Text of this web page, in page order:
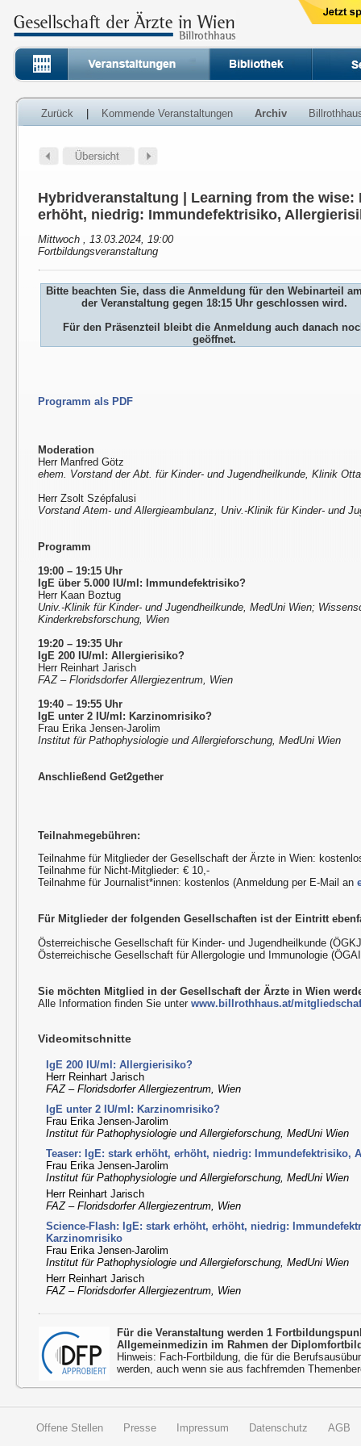
Zurück Kommende Veranstaltungen Archiv
Hybridveranstaltung | Learning from the wise:
erhöht, niedrig: Immundefektrisiko,
Mittwoch , 13.03.2024, 19:00
Fortbildungsveranstaltung
Bitte beachten Sie, dass die Anmeldung für den Webinarteil
der Veranstaltung gegen 18:15 Uhr geschlossen wird.
Für den Präsenzteil bleibt die Anmeldung auch danach
geöffnet.
Programm als PDF
Moderation
Herr Manfred Götz
ehem. Vorstand der Abt. für Kinder- und Jugendheilkunde, Klinik
Herr Zsolt Szépfalusi
Vorstand Atem- und Allergieambulanz, Univ.-Klinik für Kinder- und
Programm
19:00 – 19:15 Uhr
IgE über 5.000 IU/ml: Immundefektrisiko?
Herr Kaan Boztug
Univ.-Klinik für Kinder- und Jugendheilkunde, MedUni Wien;
Kinderkrebsforschung, Wien
19:20 – 19:35 Uhr
IgE 200 IU/ml: Allergierisiko?
Herr Reinhart Jarisch
FAZ – Floridsdorfer Allergiezentrum, Wien
19:40 – 19:55 Uhr
IgE unter 2 IU/ml: Karzinomrisiko?
Frau Erika Jensen-Jarolim
Institut für Pathophysiologie und Allergieforschung, MedUni Wien
Anschließend Get2gether
Teilnahmegebühren:
Teilnahme für Mitglieder der Gesellschaft der Ärzte in Wien:
Teilnahme für Nicht-Mitglieder: € 10,-
Teilnahme für Journalist*innen: kostenlos (Anmeldung per E-Mail an
Für Mitglieder der folgenden Gesellschaften ist der Eintritt
Österreichische Gesellschaft für Kinder- und Jugendheilkunde
Österreichische Gesellschaft für Allergologie und Immunologie
Sie möchten Mitglied in der Gesellschaft der Ärzte in Wien
Alle Information finden Sie unterwww.billrothhaus.at/
Videomitschnitte
IgE 200 IU/ml: Allergierisiko?
Herr Reinhart Jarisch
FAZ – Floridsdorfer Allergiezentrum, Wien
IgE unter 2 IU/ml: Karzinomrisiko?
Frau Erika Jensen-Jarolim
Institut für Pathophysiologie und Allergieforschung, MedUni Wien
Teaser: IgE: stark erhöht, erhöht, niedrig: Immundefektrisiko,
Frau Erika Jensen-Jarolim
Institut für Pathophysiologie und Allergieforschung, MedUni Wien
Herr Reinhart Jarisch
FAZ – Floridsdorfer Allergiezentrum, Wien
Science-Flash: IgE: stark erhöht, erhöht, niedrig:
Karzinomrisiko
Frau Erika Jensen-Jarolim
Institut für Pathophysiologie und Allergieforschung, MedUni Wien
Herr Reinhart Jarisch
FAZ – Floridsdorfer Allergiezentrum, Wien
Für die Veranstaltung werden 1
Allgemeinmedizin im Rahmen der
Hinweis: Fach-Fortbildung, die für die
werden, auch wenn sie aus fachfremden
Offene Stellen Presse Impressum Datenschutz AGB